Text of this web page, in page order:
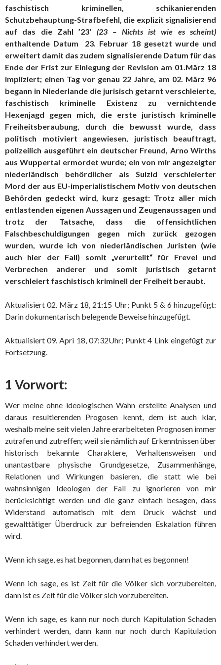
faschistisch kriminellen, schikanierenden
Schutzbehauptung-Strafbefehl, die explizit signalisierend
auf das die Zahl ’23‘ (23 – Nichts ist wie es scheint)
enthaltende Datum 23. Februar 18 gesetzt wurde und
erweitert damit das zudem signalisierende Datum für das
Ende der Frist zur Einlegung der Revision am 01.März 18
impliziert; einen Tag vor genau 22 Jahre, am 02. März 96
begann in Niederlande die jurisisch getarnt verschleierte,
faschistisch kriminelle Existenz zu vernichtende
Hexenjagd gegen mich, die erste juristisch kriminelle
Freiheitsberaubung, durch die bewusst wurde, dass
politisch motiviert angewiesen, juristisch beauftragt,
polizeilich ausgeführt ein deutscher Freund, Arno Wirths
aus Wuppertal ermordet wurde; ein von mir angezeigter
niederländisch behördlicher als Suizid verschleierter
Mord der aus EU-imperialistischem Motiv von deutschen
Behörden gedeckt wird, kurz gesagt: Trotz aller mich
entlastenden eigenen Aussagen und Zeugenaussagen und
trotz der Tatsache, dass die offensichtlichen
Falschbeschuldigungen gegen mich zurück gezogen
wurden, wurde ich von niederländischen Juristen (wie
auch hier der Fall) somit „verurteilt“ für Frevel und
Verbrechen anderer und somit juristisch getarnt
verschleiert faschistisch kriminell der Freiheit beraubt.
Aktualisiert 02. März 18, 21:15 Uhr; Punkt 5 & 6 hinzugefügt:
Darin dokumentarisch belegende Beweise hinzugefügt.
Aktualisiert 09. Apri 18, 07:32Uhr; Punkt 4 Link eingefügt zur
Fortsetzung.
1 Vorwort:
Wer meine ohne ideologischen Wahn erstellte Analysen und
daraus resultierenden Progosen kennt, dem ist auch klar,
weshalb meine seit vielen Jahre erarbeiteten Prognosen immer
zutrafen und zutreffen; weil sie nämlich auf Erkenntnissen über
historisch bekannte Charaktere, Verhaltensweisen und
unantastbare physische Grundgesetze, Zusammenhänge,
Relationen und Wirkungen basieren, die statt wie bei
wahnsinnigen Ideologen der Fall zu ignorieren von mir
berücksichtigt werden und die ganz einfach besagen, dass
Widerstand automatisch mit dem Druck wächst und
gewalttätiger Überdruck zur befreienden Eskalation führen
wird.
Wenn ich sage, es hat begonnen, dann hat es begonnen!
Wenn ich sage, es ist Zeit für die Völker sich vorzubereiten,
dann ist es Zeit für die Völker sich vorzubereiten.
Wenn ich sage, es kann nur noch durch Kapitulation Schaden
verhindert werden, dann kann nur noch durch Kapitulation
Schaden verhindert werden.